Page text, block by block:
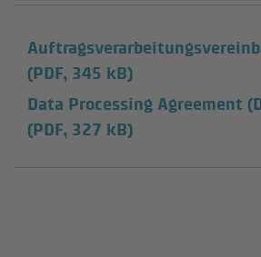
(PDF, 345 kB)
Data Processing Agreement
(PDF, 327 kB)